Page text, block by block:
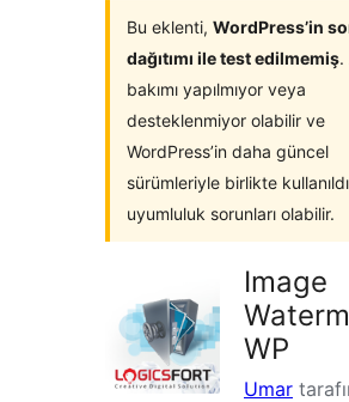
Bu eklenti, WordPress’in
dağıtımı ile test edilmemiş.
bakımı yapılmıyor veya
desteklenmiyor olabilir ve
WordPress’in daha güncel
sürümleriyle birlikte
uyumluluk sorunları olabilir.
Image
WP
Umar